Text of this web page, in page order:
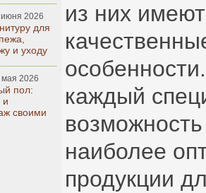
июня 2026
для
и уходу
мая 2026
пол:
и
своими
из них
каждый
наиболее
продукции